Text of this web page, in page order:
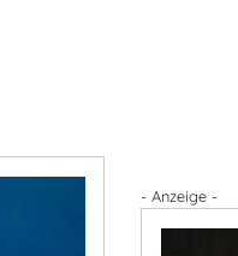
- Anzeige -